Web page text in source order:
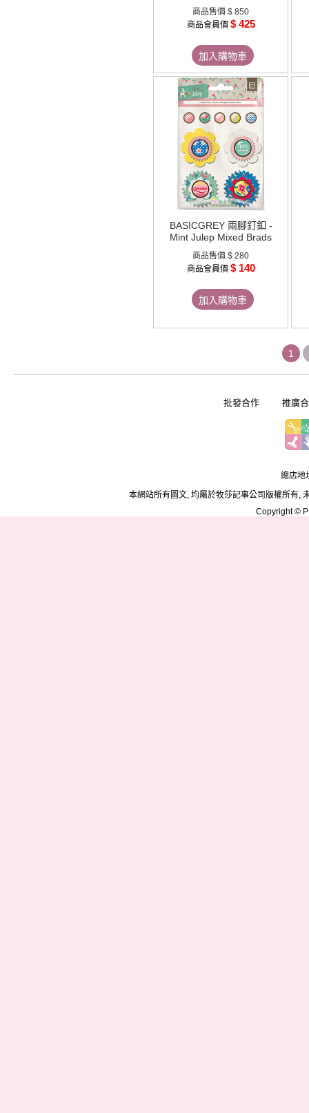
商品售價 $ 850
商品會員價 $ 425
加入購物車
BASICGREY 兩腳釘釦 -
Mint Julep Mixed Brads
商品售價 $ 280
商品會員價 $ 140
加入購物車
1
批發合作 推廣
總店地
本網站所有圖文, 均屬於牧莎記事公司版權所有,
Copyright ©